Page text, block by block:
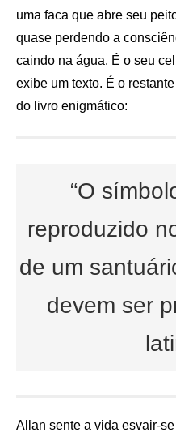
uma faca que abre seu
quase perdendo a
caindo na água. É o seu
exibe um texto. É o
do livro enigmático:
“O
reproduzido
de um
devem ser
Allan sente a vida esvair-